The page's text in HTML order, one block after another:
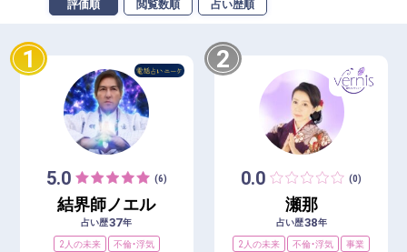
評価順 閲覧数順 占い歴順
1
5.0 (6)
結界師ノエル
占い歴37年
2人の未来
不倫・浮気
2
0.0 (0)
瀬那
占い歴38年
2人の未来
不倫・浮気
事業